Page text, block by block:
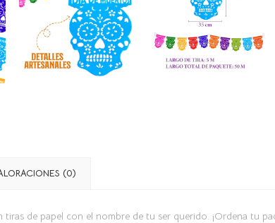
(0)
tiras de papel con el nombre de tu ser querido. ¡Ordena tu